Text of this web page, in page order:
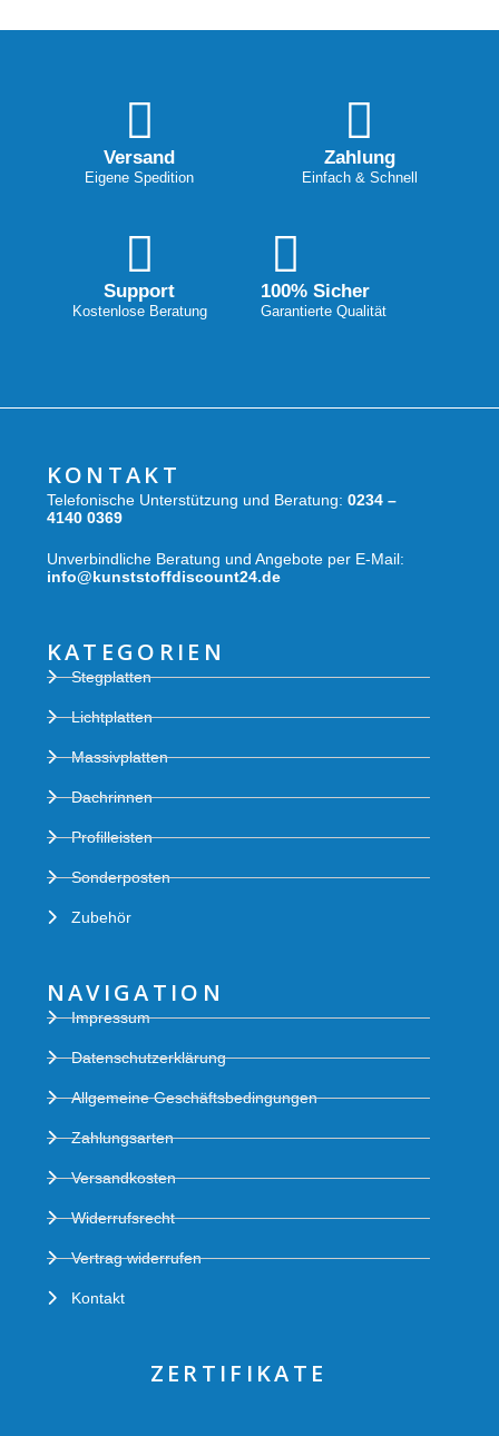
Versand
Eigene Spedition
Zahlung
Einfach & Schnell
Support
Kostenlose Beratung
100% Sicher
Garantierte Qualität
KONTAKT
Telefonische Unterstützung und Beratung: 0234 –
4140 0369
Unverbindliche Beratung und Angebote per E-Mail:
info@kunststoffdiscount24.de
KATEGORIEN
Stegplatten
Lichtplatten
Massivplatten
Dachrinnen
Profilleisten
Sonderposten
Zubehör
NAVIGATION
Impressum
Datenschutzerklärung
Allgemeine Geschäftsbedingungen
Zahlungsarten
Versandkosten
Widerrufsrecht
Vertrag widerrufen
Kontakt
ZERTIFIKATE